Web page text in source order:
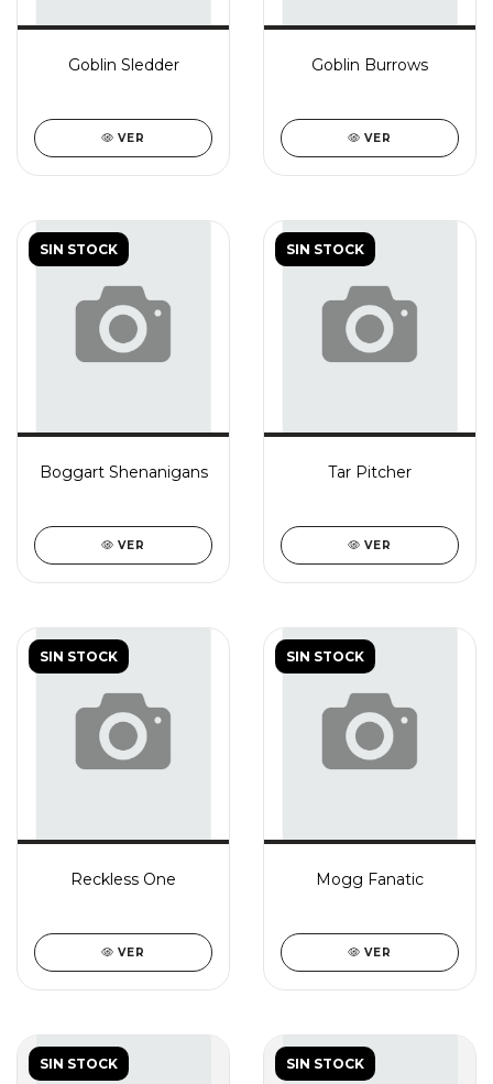
Goblin Sledder
VER
Goblin Burrows
VER
SIN STOCK
Boggart Shenanigans
VER
SIN STOCK
Tar Pitcher
VER
SIN STOCK
Reckless One
VER
SIN STOCK
Mogg Fanatic
VER
SIN STOCK SIN STOCK